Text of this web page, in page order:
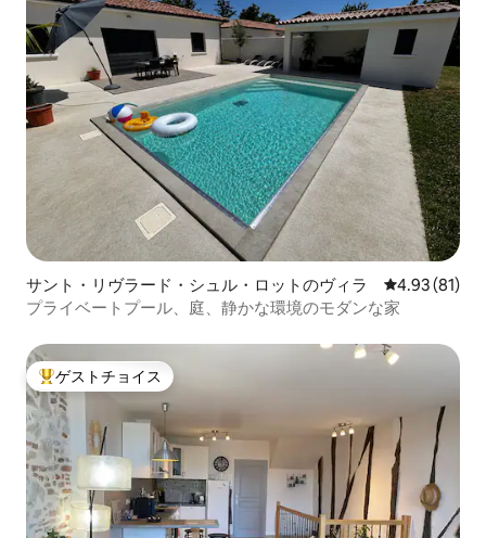
サント・リヴラード・シュル・ロットのヴィラ レビュー81
4.93 (81)
プライベートプール、庭、静かな環境のモダンな家
大好評のゲストチョイスです。
ゲストチョイス